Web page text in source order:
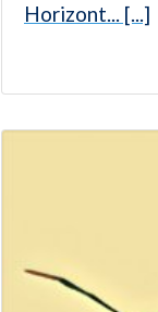
Horizont... [...]